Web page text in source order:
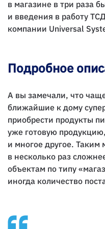
в магазине в три раза
и введения в работу
компании Universal
Подробное
А вы замечали, что
ближайшие к дому
приобрести продукты
уже готовую
и многое другое. Таким
в несколько раз
объектам по типу
иногда количество